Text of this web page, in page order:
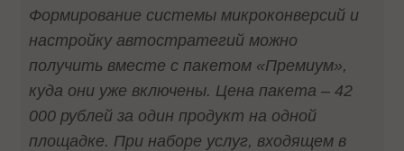
Формирование системы микроконверсий и
настройку автостратегий можно
получить вместе с пакетом «Премиум»,
куда они уже включены. Цена пакета – 42
000 рублей за один продукт на одной
площадке. При наборе услуг, входящем в